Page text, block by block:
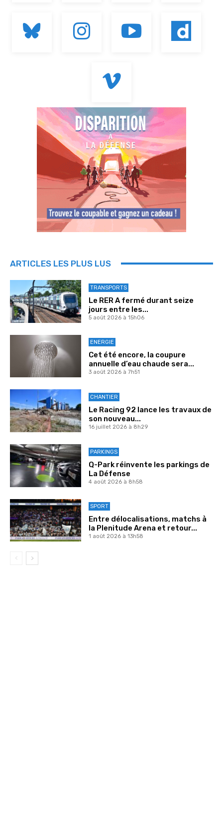
ARTICLES LES PLUS LUS
TRANSPORTS
Le RER A fermé durant seize
jours entre les...
5 août 2026 à 15h06
ENERGIE
Cet été encore, la coupure
annuelle d’eau chaude sera...
3 août 2026 à 7h51
CHANTIER
Le Racing 92 lance les travaux de
son nouveau...
16 juillet 2026 à 8h29
PARKINGS
Q-Park réinvente les parkings de
La Défense
4 août 2026 à 8h58
SPORT
Entre délocalisations, matchs à
la Plenitude Arena et retour...
1 août 2026 à 13h58